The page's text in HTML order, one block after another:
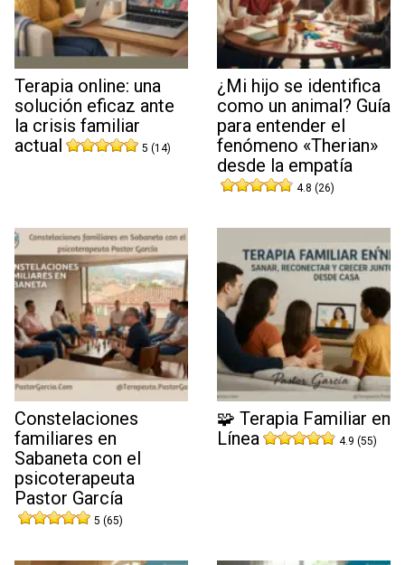
Terapia online: una
solución eficaz ante
la crisis familiar
actual
5 (14)
¿Mi hijo se identifica
como un animal? Guía
para entender el
fenómeno «Therian»
desde la empatía
4.8 (26)
Constelaciones
familiares en
Sabaneta con el
psicoterapeuta
Pastor García
5 (65)
🧩 Terapia Familiar en
Línea
4.9 (55)